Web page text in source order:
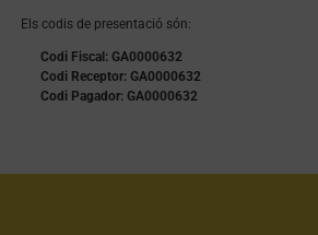
Els codis de presentació són:
Codi Fiscal: GA0000632
Codi Receptor: GA0000632
Codi Pagador: GA0000632